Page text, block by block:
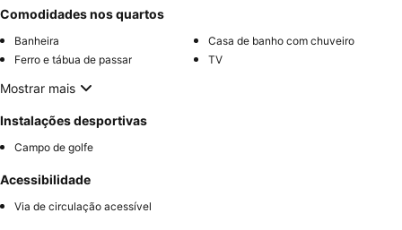
Comodidades nos quartos
Banheira
Casa de banho com chuveiro
Ferro e tábua de passar
TV
Mostrar mais
Instalações desportivas
Campo de golfe
Acessibilidade
Via de circulação acessível